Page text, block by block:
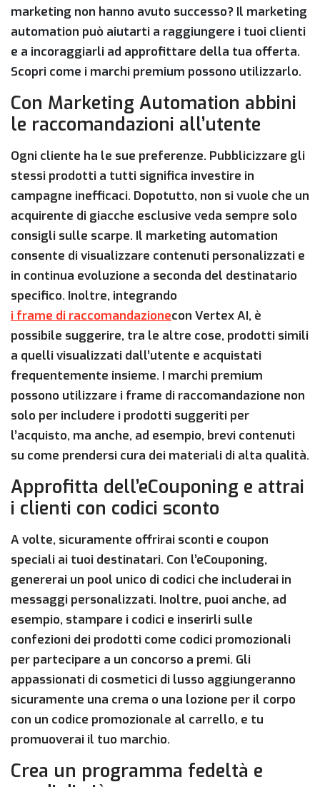
marketing non hanno avuto successo? Il marketing
automation può aiutarti a raggiungere i tuoi clienti
e a incoraggiarli ad approfittare della tua offerta.
Scopri come i marchi premium possono utilizzarlo.
Con Marketing Automation abbini
le raccomandazioni all’utente
Ogni cliente ha le sue preferenze. Pubblicizzare gli
stessi prodotti a tutti significa investire in
campagne inefficaci. Dopotutto, non si vuole che un
acquirente di giacche esclusive veda sempre solo
consigli sulle scarpe. Il marketing automation
consente di visualizzare contenuti personalizzati e
in continua evoluzione a seconda del destinatario
specifico. Inoltre, integrando
i frame di raccomandazionecon Vertex AI, è
possibile suggerire, tra le altre cose, prodotti simili
a quelli visualizzati dall’utente e acquistati
frequentemente insieme. I marchi premium
possono utilizzare i frame di raccomandazione non
solo per includere i prodotti suggeriti per
l’acquisto, ma anche, ad esempio, brevi contenuti
su come prendersi cura dei materiali di alta qualità.
Approfitta dell’eCouponing e attrai
i clienti con codici sconto
A volte, sicuramente offrirai sconti e coupon
speciali ai tuoi destinatari. Con l’eCouponing,
genererai un pool unico di codici che includerai in
messaggi personalizzati. Inoltre, puoi anche, ad
esempio, stampare i codici e inserirli sulle
confezioni dei prodotti come codici promozionali
per partecipare a un concorso a premi. Gli
appassionati di cosmetici di lusso aggiungeranno
sicuramente una crema o una lozione per il corpo
con un codice promozionale al carrello, e tu
promuoverai il tuo marchio.
Crea un programma fedeltà e